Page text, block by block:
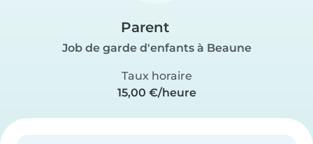
Parent
Job de garde d'enfants à Beaune
Taux horaire
15,00 €/heure